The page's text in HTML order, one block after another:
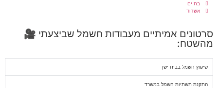
בת ים
אשדוד
סרטונים אמיתיים מעבודות חשמל שביצעתי 🎥
מהשטח:
שיפוץ חשמל בבית ישן
התקנת תשתיות חשמל במשרד